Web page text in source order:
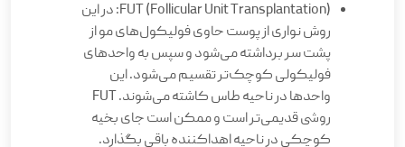
FUT (Follicular Unit Transplantation): در این
روش نواری از پوست حاوی فولیکول‌های مو از
پشت سر برداشته می‌شود و سپس به واحدهای
فولیکولی کوچک‌تر تقسیم می‌شود. این
واحدها در ناحیه طاس کاشته می‌شوند. FUT
روشی قدیمی‌تر است و ممکن است جای بخیه
کوچکی در ناحیه اهداکننده باقی بگذارد.